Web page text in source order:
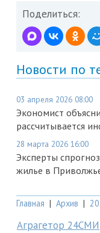
Поделиться:
Новости по
03 апреля 2026 08:00
Экономист
рассчитывается
28 марта 2026 16:00
Эксперты
жилье в
Главная | Архив |
Аграгетор 24СМИ